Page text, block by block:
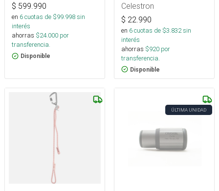
$ 599.990
en 6cuotas de $99.998sin
interés
ahorras $24.000 por
transferencia.
Disponible
Celestron
$ 22.990
en 6cuotas de $3.832sin
interés
ahorras $920 por
transferencia.
Disponible
ÚLTIMA UNIDAD